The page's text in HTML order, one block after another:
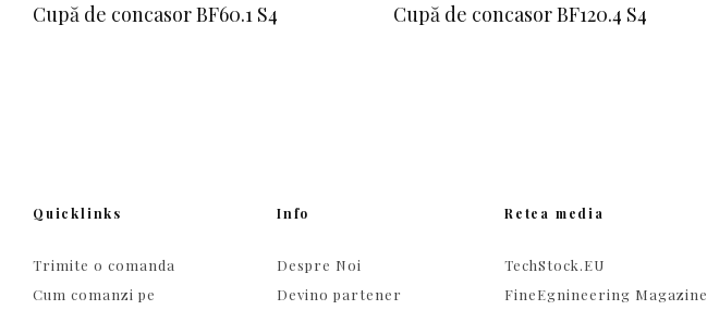
Cupă de concasor BF60.1 S4 Cupă de concasor BF120.4 S4
Quicklinks
Trimite o comanda
Cum comanzi pe
Info
Despre Noi
Devino partener
Retea media
TechStock.EU
FineEgnineering Magazine